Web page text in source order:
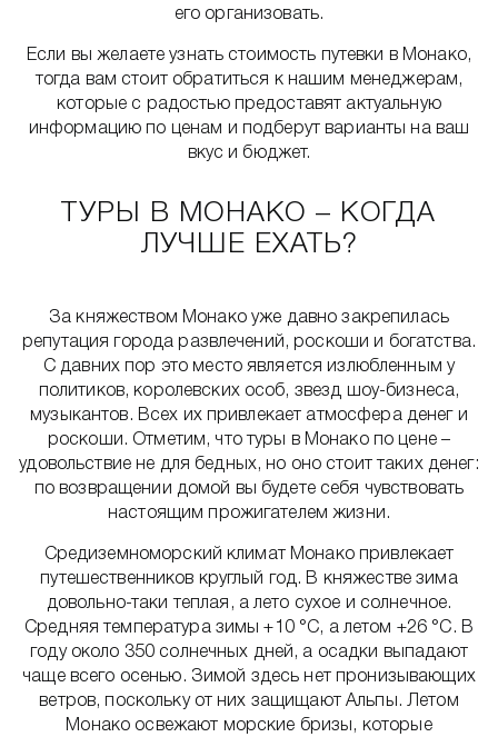
его организовать.
Если вы желаете узнать стоимость путевки в Монако,
тогда вам стоит обратиться к нашим менеджерам,
которые с радостью предоставят актуальную
информацию по ценам и подберут варианты на ваш
вкус и бюджет.
ТУРЫ В МОНАКО – КОГДА
ЛУЧШЕ ЕХАТЬ?
За княжеством Монако уже давно закрепилась
репутация города развлечений, роскоши и богатства.
С давних пор это место является излюбленным у
политиков, королевских особ, звезд шоу-бизнеса,
музыкантов. Всех их привлекает атмосфера денег и
роскоши. Отметим, что туры в Монако по цене –
удовольствие не для бедных, но оно стоит таких денег:
по возвращении домой вы будете себя чувствовать
настоящим прожигателем жизни.
Средиземноморский климат Монако привлекает
путешественников круглый год. В княжестве зима
довольно-таки теплая, а лето сухое и солнечное.
Средняя температура зимы +10 °С, а летом +26 °С. В
году около 350 солнечных дней, а осадки выпадают
чаще всего осенью. Зимой здесь нет пронизывающих
ветров, поскольку от них защищают Альпы. Летом
Монако освежают морские бризы, которые